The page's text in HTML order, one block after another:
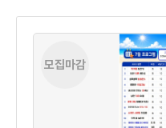
모집마감